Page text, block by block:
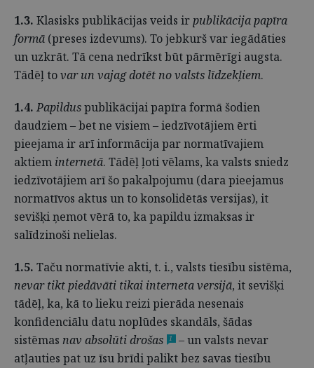
1.3. Klasisks publikācijas veids irpublikācija papīra
formā (preses izdevums). To jebkurš var iegādāties
un uzkrāt. Tā cena nedrīkst būt pārmērīgi augsta.
Tādēļ tovar un vajag dotēt no valsts līdzekļiem.
1.4. Papilduspublikācijai papīra formā šodien
daudziem – bet ne visiem – iedzīvotājiem ērti
pieejama ir arī informācija par normatīvajiem
aktiem internetā. Tādēļ ļoti vēlams, ka valsts sniedz
iedzīvotājiem arī šo pakalpojumu (dara pieejamus
normatīvos aktus un to konsolidētās versijas), it
sevišķi ņemot vērā to, ka papildu izmaksas ir
salīdzinoši nelielas.
1.5. Taču normatīvie akti, t. i., valsts tiesību sistēma,
nevar tikt piedāvāti tikai interneta versijā, it sevišķi
tādēļ, ka, kā to lieku reizi pierāda nesenais
konfidenciālu datu noplūdes skandāls, šādas
sistēmas nav absolūti drošas 1
– un valsts nevar
atļauties pat uz īsu brīdi palikt bez savas tiesību